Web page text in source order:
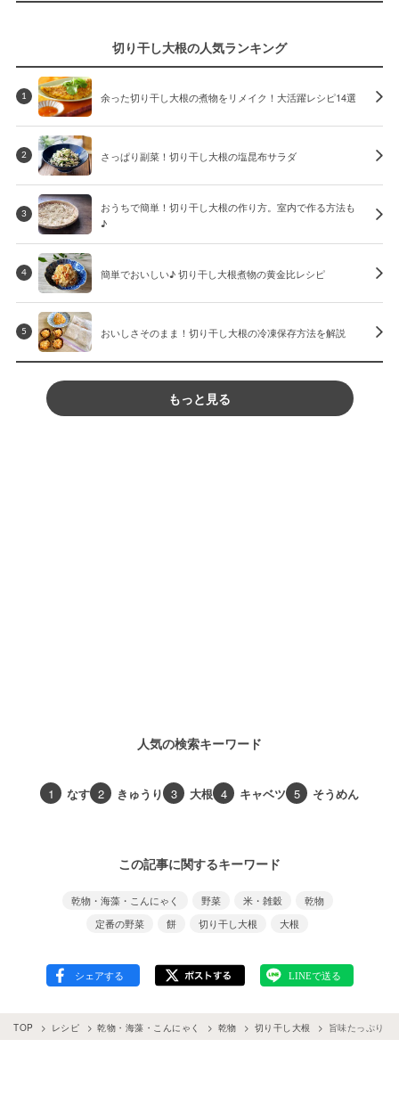
切り干し大根の人気ランキング
1 余った切り干し大根の煮物をリメイク！大活躍レシピ14選
2 さっぱり副菜！切り干し大根の塩昆布サラダ
3
おうちで簡単！切り干し大根の作り方。室内で作る方法も
♪
4 簡単でおいしい♪ 切り干し大根煮物の黄金比レシピ
5 おいしさそのまま！切り干し大根の冷凍保存方法を解説
もっと見る
人気の検索キーワード
1 なす 2 きゅうり 3 大根 4 キャベツ 5 そうめん
この記事に関するキーワード
乾物・海藻・こんにゃく 野菜 米・雑穀
乾物
定番の野菜
餅 切り干し大根 大根
TOP レシピ 乾物・海藻・こんにゃく 乾物 切り干し大根 旨味たっぷり！